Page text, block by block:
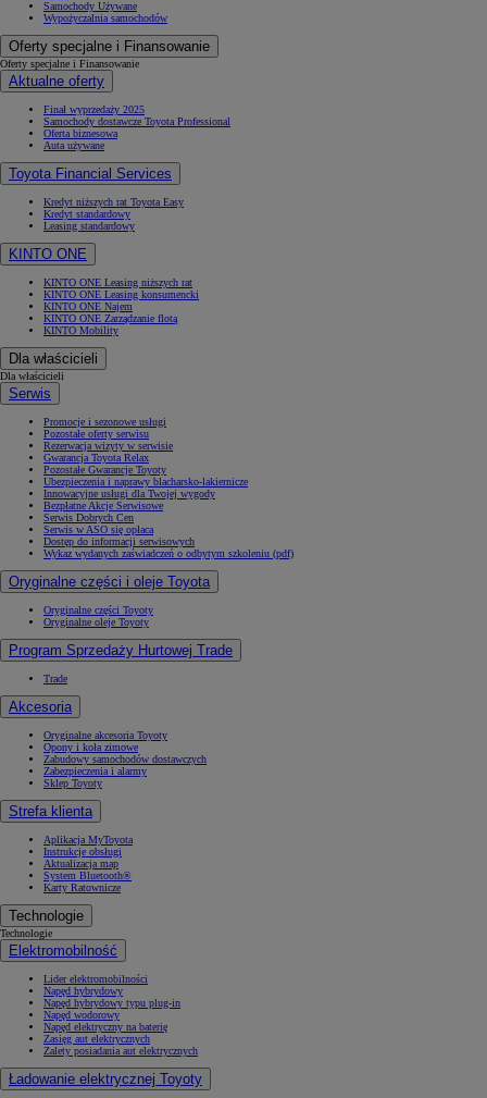
Samochody Używane
Wypożyczalnia samochodów
Oferty specjalne i Finansowanie
Oferty specjalne i Finansowanie
Aktualne oferty
Finał wyprzedaży 2025
Samochody dostawcze Toyota Professional
Oferta biznesowa
Auta używane
Toyota Financial Services
Kredyt niższych rat Toyota Easy
Kredyt standardowy
Leasing standardowy
KINTO ONE
KINTO ONE Leasing niższych rat
KINTO ONE Leasing konsumencki
KINTO ONE Najem
KINTO ONE Zarządzanie flotą
KINTO Mobility
Dla właścicieli
Dla właścicieli
Serwis
Promocje i sezonowe usługi
Pozostałe oferty serwisu
Rezerwacja wizyty w serwisie
Gwarancja Toyota Relax
Pozostałe Gwarancje Toyoty
Ubezpieczenia i naprawy blacharsko-lakiernicze
Innowacyjne usługi dla Twojej wygody
Bezpłatne Akcje Serwisowe
Serwis Dobrych Cen
Serwis w ASO się opłaca
Dostęp do informacji serwisowych
Wykaz wydanych zaświadczeń o odbytym szkoleniu (pdf)
Oryginalne części i oleje Toyota
Oryginalne części Toyoty
Oryginalne oleje Toyoty
Program Sprzedaży Hurtowej Trade
Trade
Akcesoria
Oryginalne akcesoria Toyoty
Opony i koła zimowe
Zabudowy samochodów dostawczych
Zabezpieczenia i alarmy
Sklep Toyoty
Strefa klienta
Aplikacja MyToyota
Instrukcje obsługi
Aktualizacja map
System Bluetooth®
Karty Ratownicze
Technologie
Technologie
Elektromobilność
Lider elektromobilności
Napęd hybrydowy
Napęd hybrydowy typu plug-in
Napęd wodorowy
Napęd elektryczny na baterię
Zasięg aut elektrycznych
Zalety posiadania aut elektrycznych
Ładowanie elektrycznej Toyoty